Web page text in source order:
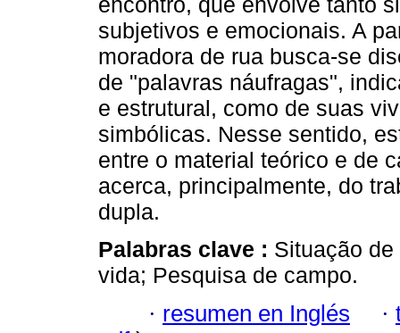
subjetivos e emocionais. A
moradora de rua busca-se
de "palavras náufragas",
e estrutural, como de suas
simbólicas. Nesse sentido,
entre o material teórico e de
acerca, principalmente, do
dupla.
Palabras clave : Situação
vida; Pesquisa de campo.
· resumen en Inglés ·